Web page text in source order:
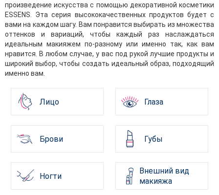
произведение искусства с помощью декоративной косметики
ESSENS. Эта серия высококачественных продуктов будет с
вами на каждом шагу. Вам понравится выбирать из множества
оттенков и вариаций, чтобы каждый раз наслаждаться
идеальным макияжем по-разному или именно так, как вам
нравится. В любом случае, у вас под рукой лучшие продукты и
широкий выбор, чтобы создать идеальный образ, подходящий
именно вам.
Лицо Глаза
Брови Губы
Ногти
Внешний вид
макияжа